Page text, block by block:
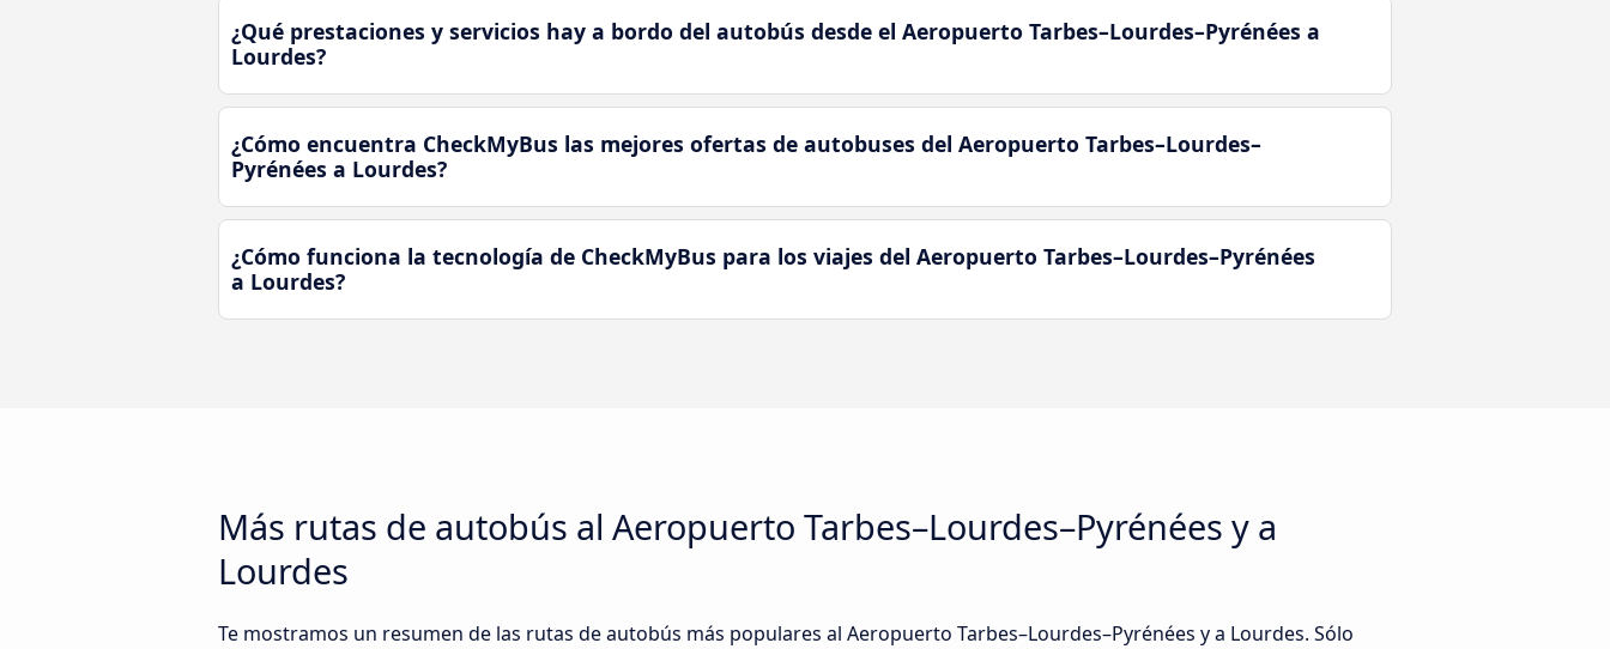
¿Qué prestaciones y servicios hay a bordo del autobús desde el Aeropuerto Tarbes–Lourdes–Pyrénées a
Lourdes?
¿Cómo encuentra CheckMyBus las mejores ofertas de autobuses del Aeropuerto Tarbes–Lourdes–
Pyrénées a Lourdes?
¿Cómo funciona la tecnología de CheckMyBus para los viajes del Aeropuerto Tarbes–Lourdes–Pyrénées
a Lourdes?
Más rutas de autobús al Aeropuerto Tarbes–Lourdes–Pyrénées y a
Lourdes
Te mostramos un resumen de las rutas de autobús más populares al Aeropuerto Tarbes–Lourdes–Pyrénées y a Lourdes. Sólo